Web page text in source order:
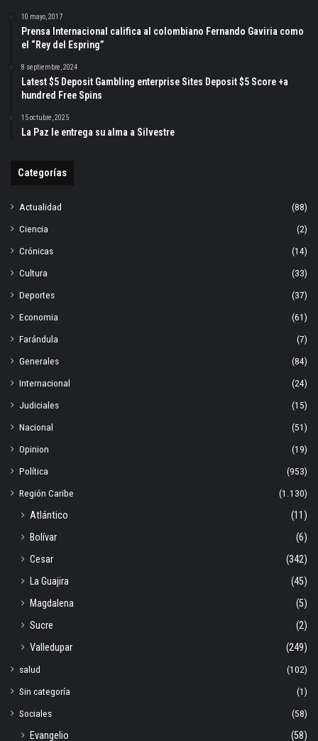
10 mayo, 2017
Prensa Internacional califica al colombiano Fernando Gaviria como
el “Rey del Espring”
8 septiembre, 2024
Latest $5 Deposit Gambling enterprise Sites Deposit $5 Score +a
hundred Free Spins
15 octubre, 2025
La Paz le entrega su alma a Silvestre
Categorías
Actualidad
(88)
Ciencia
(2)
Crónicas
(14)
Cultura
(33)
Deportes
(37)
Economia
(61)
Farándula
(7)
Generales
(84)
Internacional
(24)
Judiciales
(15)
Nacional
(51)
Opinion
(19)
Política
(953)
Región Caribe
(1.130)
Atlántico
(11)
Bolívar
(6)
Cesar
(342)
La Guajira
(45)
Magdalena
(5)
Sucre
(2)
Valledupar
(249)
salud
(102)
Sin categoría
(1)
Sociales
(58)
Evangelio
(58)